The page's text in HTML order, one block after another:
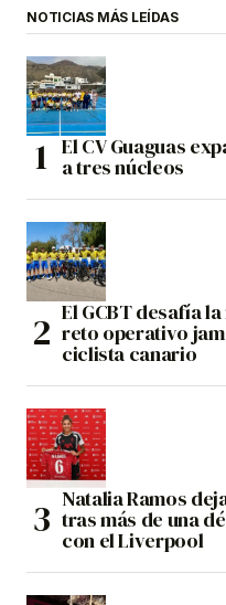
NOTICIAS MÁS LEÍDAS
El CV Guaguas
a tres núcleos
El GCBT desafía
reto operativo
ciclista canario
Natalia Ramos
tras más de una
con el Liverpool